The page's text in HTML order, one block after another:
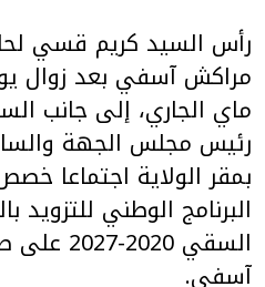
رأس السيد كريم قسي
ماي الجاري، إلى جانب
رئيس مجلس الجهة
بمقر الولاية اجتماعا
البرنامج الوطني للتزويد
السقي
آسفي.